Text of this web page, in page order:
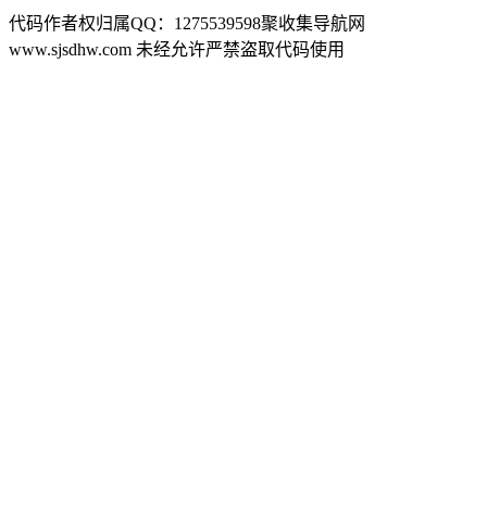
代码作者权归属QQ：1275539598聚收集导航网
www.sjsdhw.com 未经允许严禁盗取代码使用